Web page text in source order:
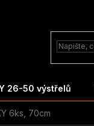
26-50 výstřelů
6ks, 70cm